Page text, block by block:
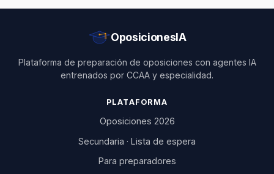
OposicionesIA
Plataforma de preparación de oposiciones con agentes IA
entrenados por CCAA y especialidad.
PLATAFORMA
Oposiciones 2026
Secundaria · Lista de espera
Para preparadores